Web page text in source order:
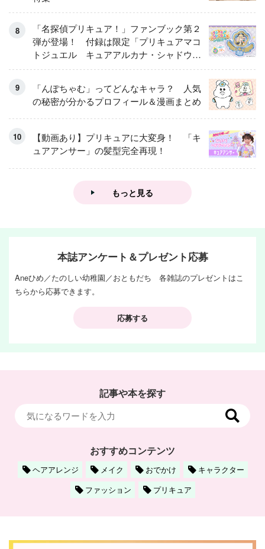
「名探偵プリキュア！」ファンブック第２
弾が登場！ 付録は限定「プリキュアマコ
トジュエル キュアアルカナ・シャドウ
アイスver.」 キュアエクレールを大特
「んぽちゃむ」ってどんなキャラ？ 人気
の秘密が分かるプロフィール＆漫画まとめ
【動画あり】プリキュアに大変身！ 「キ
ュアアンサー」の髪型完全再現！
もっと見る
本誌アンケート＆プレゼント応募
Aneひめ／たのしい幼稚園／おともだち 各雑誌のプレゼントはこ
ちらから応募できます。
応募する
記事や本を探す
おすすめコンテンツ
ヘアアレンジ メイク おでかけ
キャラクター
ファッション
プリキュア